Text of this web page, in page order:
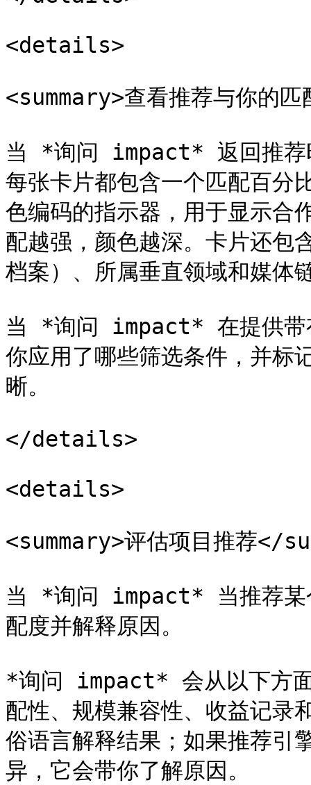
<details>
<summary>查看推荐与你的
当 *询问 impact* 返回推荐
每张卡片都包含一个匹配百分
色编码的指示器，用于显示合
配越强，颜色越深。卡片还包
档案）、所属垂直领域和媒体
当 *询问 impact* 在提供带
你应用了哪些筛选条件，并标
晰。
</details>
<details>
<summary>评估项目推荐</
当 *询问 impact* 当推荐某
配度并解释原因。
*询问 impact* 会从以下方面
配性、规模兼容性、收益记
俗语言解释结果；如果推荐引
异，它会带你了解原因。